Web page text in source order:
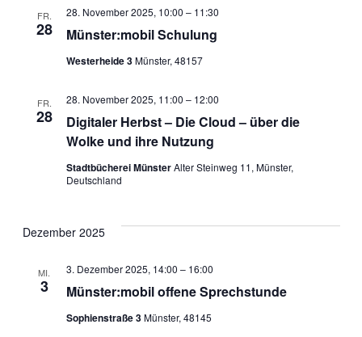
FR.
28 Münster:mobil Schulung
28. November 2025, 10:00 – 11:30
Westerheide 3Münster, 48157
FR.
28
Digitaler Herbst – Die Cloud – über die
Wolke und ihre Nutzung
28. November 2025, 11:00 – 12:00
Stadtbücherei MünsterAlter Steinweg 11, Münster,
Deutschland
Dezember 2025
MI.
3 Münster:mobil offene Sprechstunde
3. Dezember 2025, 14:00 – 16:00
Sophienstraße 3Münster, 48145